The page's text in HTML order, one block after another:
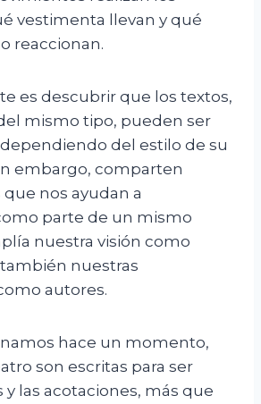
vestimenta llevan y qué
reaccionan.
es descubrir que los textos,
mismo tipo, pueden ser
del estilo de su
embargo, comparten
nos ayudan a
parte de un mismo
nuestra visión como
nuestras
autores.
hace un momento,
son escritas para ser
las acotaciones, más que